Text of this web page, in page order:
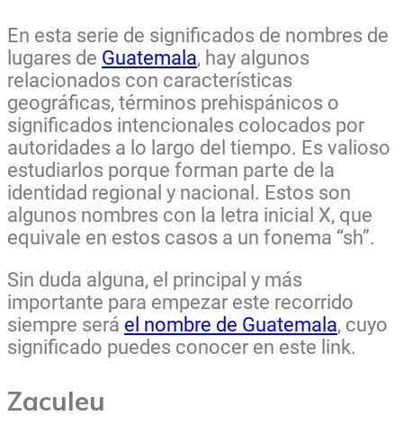
En esta serie de significados de nombres de
lugares de Guatemala, hay algunos
relacionados con características
geográficas, términos prehispánicos o
significados intencionales colocados por
autoridades a lo largo del tiempo. Es valioso
estudiarlos porque forman parte de la
identidad regional y nacional. Estos son
algunos nombres con la letra inicial X, que
equivale en estos casos a un fonema “sh”.
Sin duda alguna, el principal y más
importante para empezar este recorrido
siempre será el nombre de Guatemala, cuyo
significado puedes conocer en este link.
Zaculeu